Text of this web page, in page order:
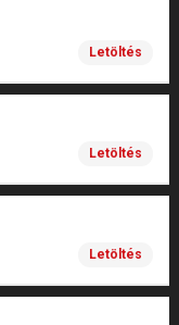
Letöltés
Letöltés
Letöltés